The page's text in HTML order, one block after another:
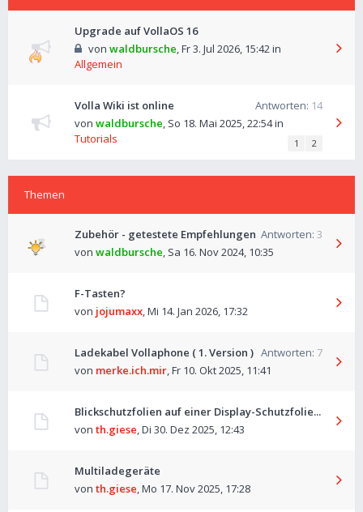
Upgrade auf VollaOS 16
von waldbursche,Fr 3. Jul 2026, 15:42in
Allgemein
Volla Wiki ist online Antworten: 14
von waldbursche, So 18. Mai 2025, 22:54in
Tutorials
1 2
Themen
Zubehör - getestete Empfehlungen Antworten: 3
von waldbursche, Sa 16. Nov 2024, 10:35
F-Tasten?
von jojumaxx,Mi 14. Jan 2026, 17:32
Ladekabel Vollaphone ( 1. Version ) Antworten: 7
von merke.ich.mir,Fr 10. Okt 2025, 11:41
Blickschutzfolien auf einer Display-Schutzfolie...
von th.giese,Di 30. Dez 2025, 12:43
Multiladegeräte
von th.giese,Mo 17. Nov 2025, 17:28